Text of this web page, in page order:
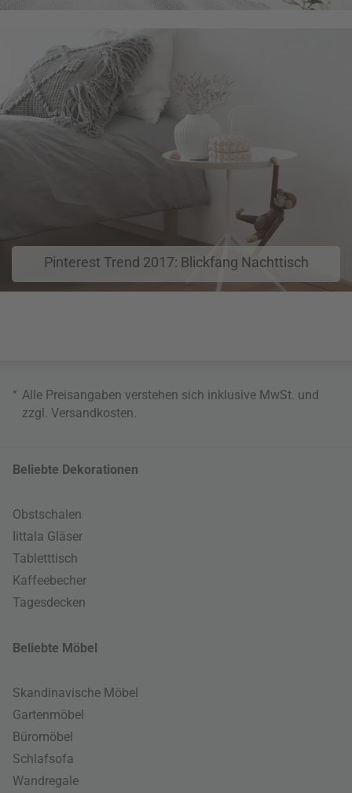
Pinterest Trend 2017: Blickfang Nachttisch
* Alle Preisangaben verstehen sich inklusive MwSt. und
zzgl. Versandkosten
Beliebte Dekorationen
Obstschalen
Iittala Gläser
Tabletttisch
Kaffeebecher
Tagesdecken
Beliebte Möbel
Skandinavische Möbel
Gartenmöbel
Büromöbel
Schlafsofa
Wandregale